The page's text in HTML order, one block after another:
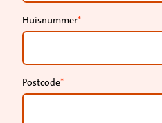
Huisnummer
Postcode